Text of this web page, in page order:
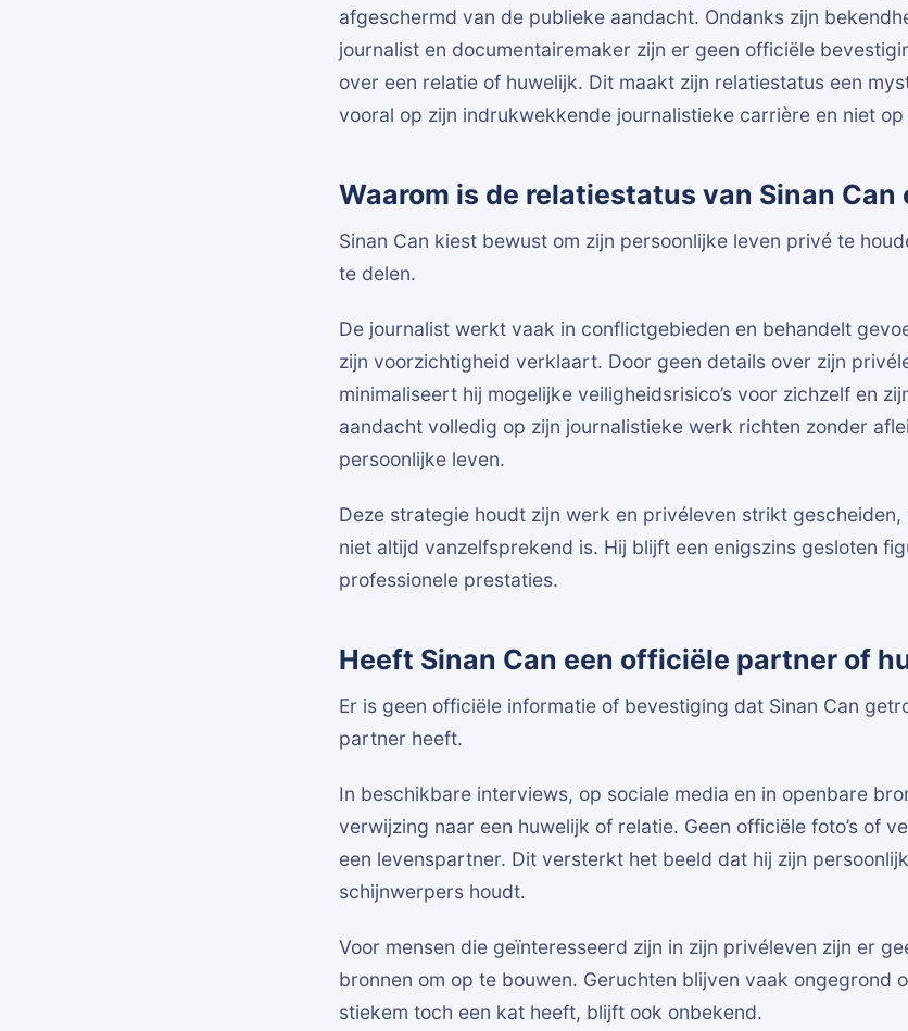
afgeschermd van de publieke aandacht. Ondanks zijn
journalist en documentairemaker zijn er geen officiële
over een relatie of huwelijk. Dit maakt zijn relatiestatus een
vooral op zijn indrukwekkende journalistieke carrière en niet
Waarom is de relatiestatus van Sinan Can
Sinan Can kiest bewust om zijn persoonlijke leven privé te
te delen.
De journalist werkt vaak in conflictgebieden en behandelt
zijn voorzichtigheid verklaart. Door geen details over zijn
minimaliseert hij mogelijke veiligheidsrisico’s voor zichzelf en
aandacht volledig op zijn journalistieke werk richten zonder
persoonlijke leven.
Deze strategie houdt zijn werk en privéleven strikt
niet altijd vanzelfsprekend is. Hij blijft een enigszins gesloten
professionele prestaties.
Heeft Sinan Can een officiële partner of
Er is geen officiële informatie of bevestiging dat Sinan Can
partner heeft.
In beschikbare interviews, op sociale media en in openbare
verwijzing naar een huwelijk of relatie. Geen officiële foto’s of
een levenspartner. Dit versterkt het beeld dat hij zijn
schijnwerpers houdt.
Voor mensen die geïnteresseerd zijn in zijn privéleven zijn er
bronnen om op te bouwen. Geruchten blijven vaak ongegrond
stiekem toch een kat heeft, blijft ook onbekend.